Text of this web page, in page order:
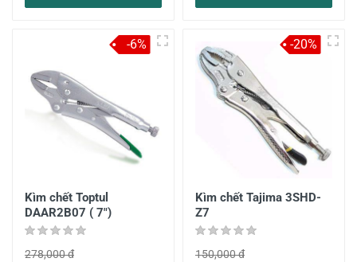
Kìm chết Toptul
DAAR2B07 ( 7")
278,000 đ
-6%
Kìm chết Tajima 3SHD-
Z7
150,000 đ
-20%